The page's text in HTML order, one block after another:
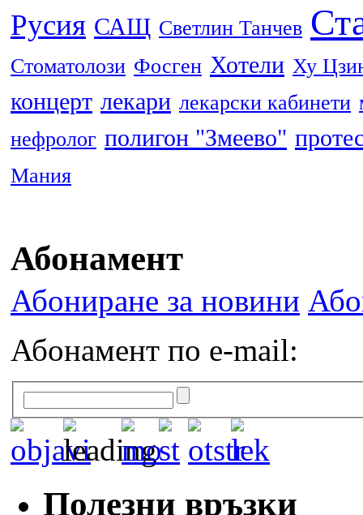
Русия САЩ Светлин Танчев
Стоматолози Фосген Хотели Ху
концерт лекари лекарски кабинети
нефролог полигон "Змеево"
Мания
Абонамент
Абониране за новини
Абонамент по e-mail:
Полезни връзки